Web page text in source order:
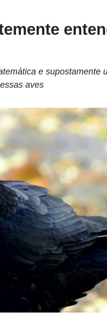
e supostamente
aves